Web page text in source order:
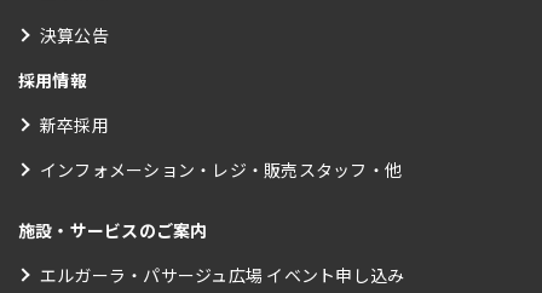
決算公告
採用情報
新卒採用
インフォメーション・レジ・販売スタッフ・他
施設・サービスのご案内
エルガーラ・パサージュ広場 イベント申し込み